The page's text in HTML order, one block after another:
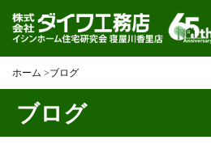
ホーム >ブログ
ブログ